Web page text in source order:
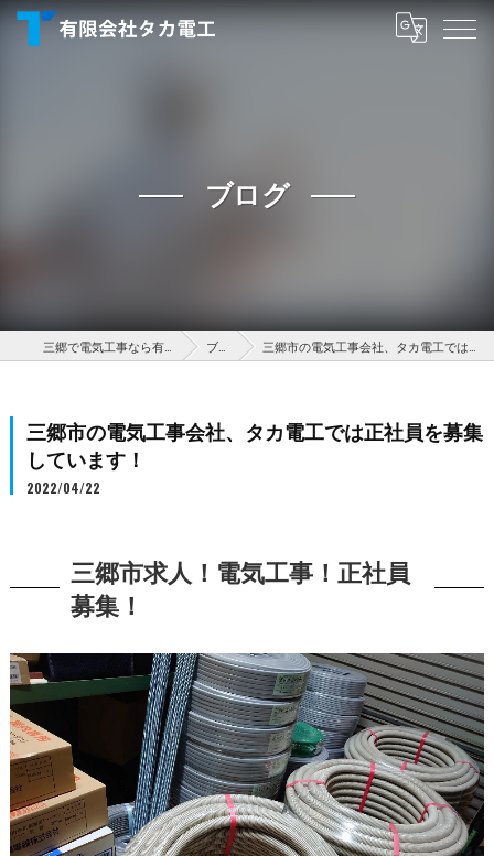
ブログ
三郷で電気工事なら有限会社タカ電工 ブログ 三郷市の電気工事会社、タカ電工では正社員を募集しています！
三郷市の電気工事会社、タカ電工では正社員を募集
しています！
2022/04/22
三郷市求人！電気工事！正社員
募集！